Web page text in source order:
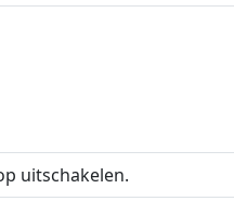
uitschakelen.